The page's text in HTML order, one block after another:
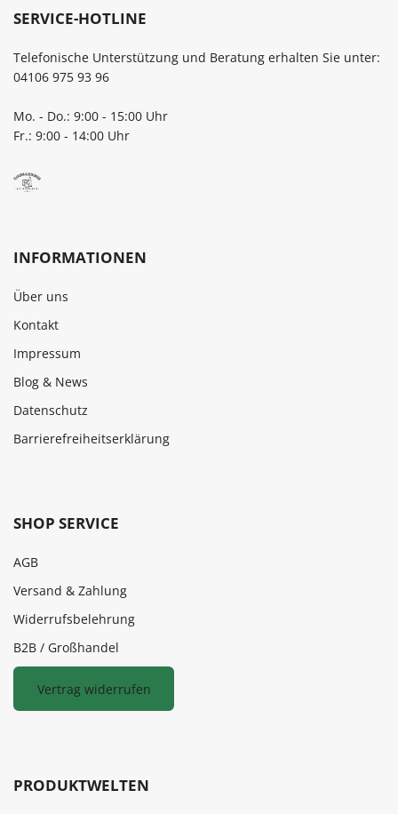
SERVICE-HOTLINE
Telefonische Unterstützung und Beratung erhalten Sie unter:
04106 975 93 96
Mo. - Do.: 9:00 - 15:00 Uhr
Fr.: 9:00 - 14:00 Uhr
INFORMATIONEN
Über uns
Kontakt
Impressum
Blog & News
Datenschutz
Barrierefreiheitserklärung
SHOP SERVICE
AGB
Versand & Zahlung
Widerrufsbelehrung
B2B / Großhandel
Vertrag widerrufen
PRODUKTWELTEN